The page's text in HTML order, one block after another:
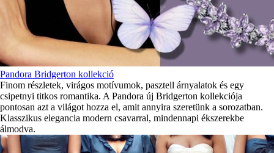
Pandora Bridgerton kollekció
Finom részletek, virágos motívumok, pasztell árnyalatok és egy
csipetnyi titkos romantika. A Pandora új Bridgerton kollekciója
pontosan azt a világot hozza el, amit annyira szeretünk a sorozatban.
Klasszikus elegancia modern csavarral, mindennapi ékszerekbe
álmodva.